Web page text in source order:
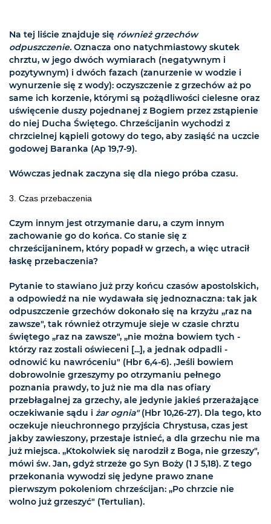
Na tej liście znajduje się również grzechów
odpuszczenie.Oznacza ono natychmiastowy skutek
chrztu, w jego dwóch wymiarach (negatywnym i
pozytywnym) i dwóch fazach (zanurzenie w wodzie i
wynurzenie się z wody): oczyszczenie z grzechów aż po
same ich korzenie, którymi są pożądliwości cielesne oraz
uświęcenie duszy pojednanej z Bogiem przez zstąpienie
do niej Ducha Świętego. Chrześcijanin wychodzi z
chrzcielnej kąpieli gotowy do tego, aby zasiąść na uczcie
godowej Baranka (Ap 19,7-9).
Wówczas jednak zaczyna się dla niego próba czasu.
3. Czas przebaczenia
Czym innym jest otrzymanie daru, a czym innym
zachowanie go do końca. Co stanie się z
chrześcijaninem, który popadł w grzech, a więc utracił
łaskę przebaczenia?
Pytanie to stawiano już przy końcu czasów apostolskich,
a odpowiedź na nie wydawała się jednoznaczna: tak jak
odpuszczenie grzechów dokonało się na krzyżu „raz na
zawsze", tak również otrzymuje sieje w czasie chrztu
świętego „raz na zawsze", „nie można bowiem tych -
którzy raz zostali oświeceni [...], a jednak odpadli -
odnowić ku nawróceniu" (Hbr 6,4-6). ,Jeśli bowiem
dobrowolnie grzeszymy po otrzymaniu pełnego
poznania prawdy, to już nie ma dla nas ofiary
przebłagalnej za grzechy, ale jedynie jakieś przerażające
oczekiwanie sądu i żar ognia"(Hbr 10,26-27). Dla tego, kto
oczekuje nieuchronnego przyjścia Chrystusa, czas jest
jakby zawieszony, przestaje istnieć, a dla grzechu nie ma
już miejsca. „Ktokolwiek się narodził z Boga, nie grzeszy",
mówi św. Jan, gdyż strzeże go Syn Boży (1 J 5,18). Z tego
przekonania wywodzi się jedyne prawo znane
pierwszym pokoleniom chrześcijan: „Po chrzcie nie
wolno już grzeszyć" (Tertulian).